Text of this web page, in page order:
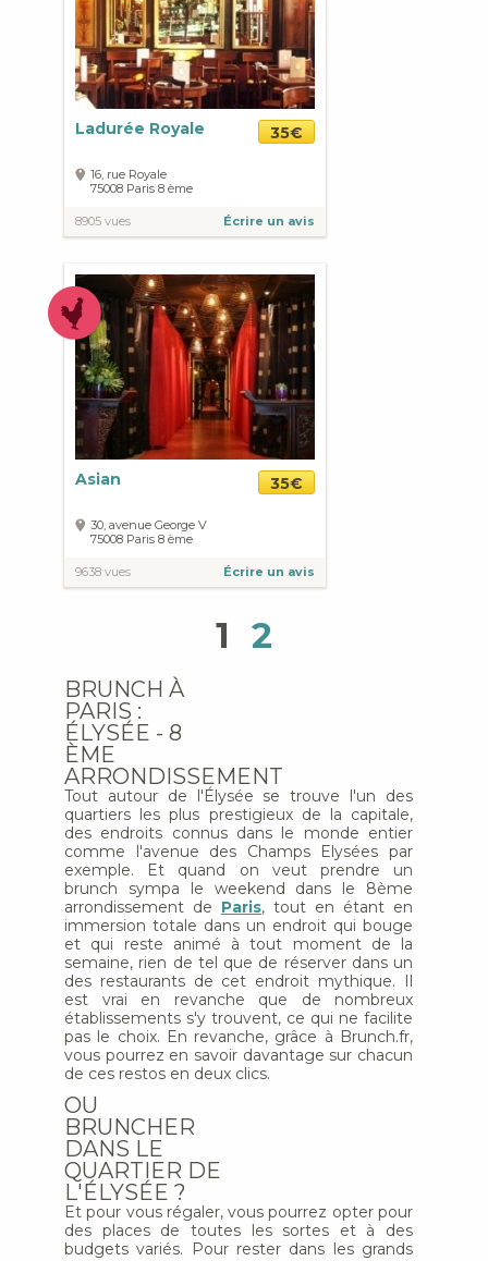
Ladurée Royale 35€
16, rue Royale
75008 Paris 8 ème
8905 vues Écrire un avis
Asian 35€
30, avenue George V
75008 Paris 8 ème
9638 vues Écrire un avis
1 2
BRUNCH À
PARIS :
ÉLYSÉE - 8
ÈME
ARRONDISSEMENT
Tout autour de l'Élysée se trouve l'un des
quartiers les plus prestigieux de la capitale,
des endroits connus dans le monde entier
comme l'avenue des Champs Elysées par
exemple. Et quand on veut prendre un
brunch sympa le weekend dans le 8ème
arrondissement de Paris, tout en étant en
immersion totale dans un endroit qui bouge
et qui reste animé à tout moment de la
semaine, rien de tel que de réserver dans un
des restaurants de cet endroit mythique. Il
est vrai en revanche que de nombreux
établissements s'y trouvent, ce qui ne facilite
pas le choix. En revanche, grâce à Brunch.fr,
vous pourrez en savoir davantage sur chacun
de ces restos en deux clics.
OU
BRUNCHER
DANS LE
QUARTIER DE
L'ÉLYSÉE ?
Et pour vous régaler, vous pourrez opter pour
des places de toutes les sortes et à des
budgets variés. Pour rester dans les grands